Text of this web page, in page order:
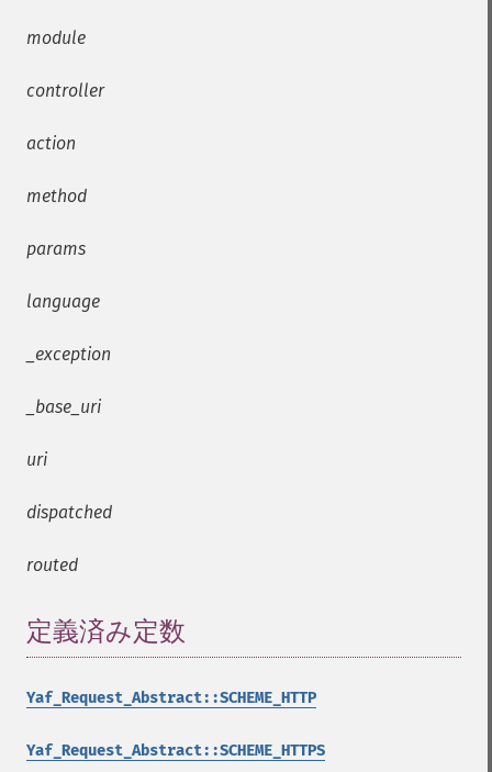
module
controller
action
method
params
language
_exception
_base_uri
uri
dispatched
routed
定義済み定数
Yaf_Request_Abstract::SCHEME_HTTP
Yaf_Request_Abstract::SCHEME_HTTPS